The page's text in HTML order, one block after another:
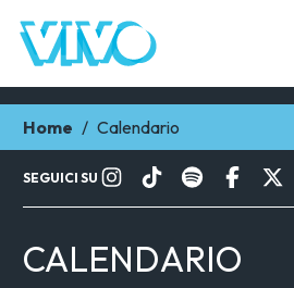
Home / Calendario
SEGUICI SU
CALENDARIO